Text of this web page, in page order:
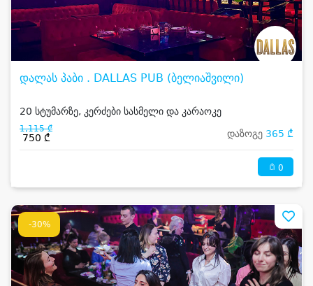
დალას პაბი . DALLAS PUB (ბელიაშვილი)
20 სტუმარზე, კერძები სასმელი და კარაოკე
1,115 ₾
750 ₾ დაზოგე 365 ₾
0
-30%